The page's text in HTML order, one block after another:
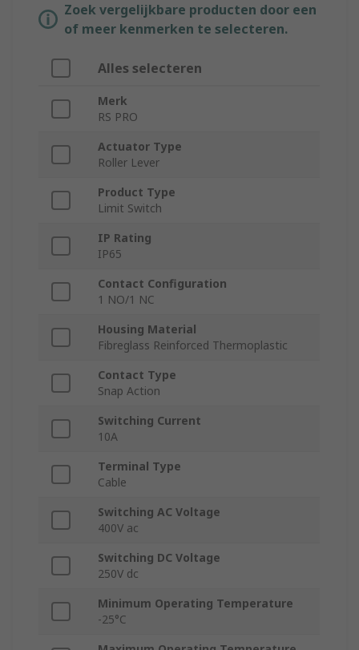
Zoek vergelijkbare producten door een
of meer kenmerken te selecteren.
Alles selecteren
Merk
RS PRO
Actuator Type
Roller Lever
Product Type
Limit Switch
IP Rating
IP65
Contact Configuration
1 NO/1 NC
Housing Material
Fibreglass Reinforced Thermoplastic
Contact Type
Snap Action
Switching Current
10A
Terminal Type
Cable
Switching AC Voltage
400V ac
Switching DC Voltage
250V dc
Minimum Operating Temperature
-25°C